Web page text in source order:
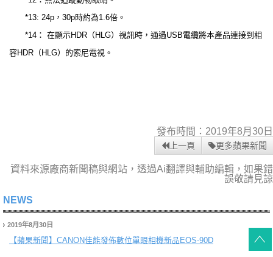
*13: 24p，30p時約為1.6倍。
*14： 在顯示HDR（HLG）視訊時，通過USB電纜將本產品連接到相
容HDR（HLG）的索尼電視。
發布時間：2019年8月30日
上一頁 更多蘋果新聞
資料來源廠商新聞稿與網站，透過Ai翻譯與輔助編輯，如果錯
誤敬請見諒
NEWS
2019年8月30日
【蘋果新聞】 CANON佳能發佈數位單眼相機新品EOS-90D